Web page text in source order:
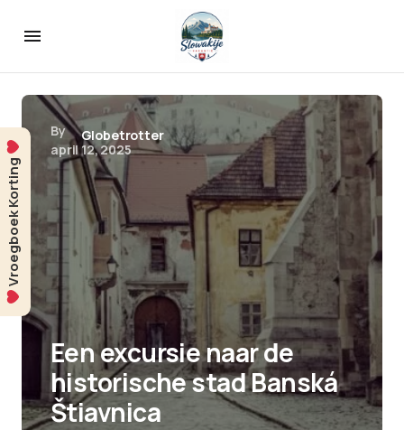
By
Globetrotter
april 12, 2025
Een excursie naar de
historische stad Banská
Štiavnica
Vroegboek Korting